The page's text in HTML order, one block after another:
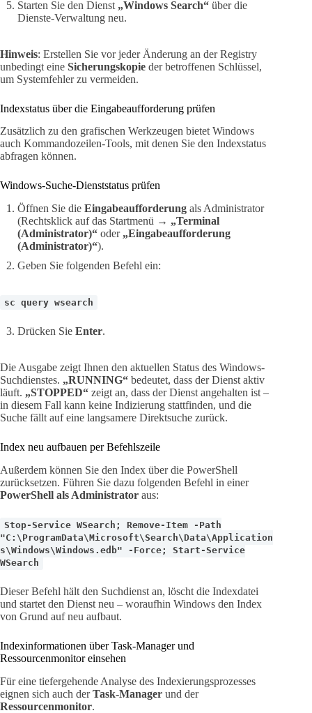
Starten Sie den Dienst „Windows Search“ über die
Dienste-Verwaltung neu.
Hinweis: Erstellen Sie vor jeder Änderung an der Registry
unbedingt eine Sicherungskopie der betroffenen Schlüssel,
um Systemfehler zu vermeiden.
Indexstatus über die Eingabeaufforderung prüfen
Zusätzlich zu den grafischen Werkzeugen bietet Windows
auch Kommandozeilen-Tools, mit denen Sie den Indexstatus
abfragen können.
Windows-Suche-Dienststatus prüfen
Öffnen Sie die Eingabeaufforderung als Administrator
(Rechtsklick auf das Startmenü → „Terminal
(Administrator)“ oder „Eingabeaufforderung
(Administrator)“).
Geben Sie folgenden Befehl ein:
sc query wsearch
Drücken Sie Enter.
Die Ausgabe zeigt Ihnen den aktuellen Status des Windows-
Suchdienstes. „RUNNING“ bedeutet, dass der Dienst aktiv
läuft. „STOPPED“ zeigt an, dass der Dienst angehalten ist –
in diesem Fall kann keine Indizierung stattfinden, und die
Suche fällt auf eine langsamere Direktsuche zurück.
Index neu aufbauen per Befehlszeile
Außerdem können Sie den Index über die PowerShell
zurücksetzen. Führen Sie dazu folgenden Befehl in einer
PowerShell als Administrator aus:
Stop-Service WSearch; Remove-Item -Path
"C:\ProgramData\Microsoft\Search\Data\Application
s\Windows\Windows.edb" -Force; Start-Service
WSearch
Dieser Befehl hält den Suchdienst an, löscht die Indexdatei
und startet den Dienst neu – woraufhin Windows den Index
von Grund auf neu aufbaut.
Indexinformationen über Task-Manager und
Ressourcenmonitor einsehen
Für eine tiefergehende Analyse des Indexierungsprozesses
eignen sich auch derTask-Manager und der
Ressourcenmonitor.